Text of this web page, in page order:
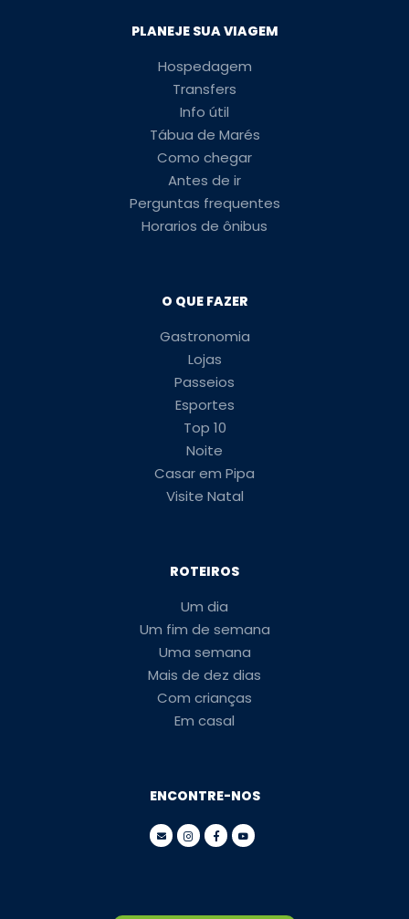
PLANEJE SUA VIAGEM
Hospedagem
Transfers
Info útil
Tábua de Marés
Como chegar
Antes de ir
Perguntas frequentes
Horarios de ônibus
O QUE FAZER
Gastronomia
Lojas
Passeios
Esportes
Top 10
Noite
Casar em Pipa
Visite Natal
ROTEIROS
Um dia
Um fim de semana
Uma semana
Mais de dez dias
Com crianças
Em casal
ENCONTRE-NOS